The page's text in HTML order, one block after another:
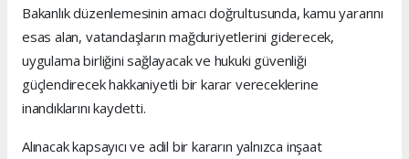
Bakanlık düzenlemesinin amacı doğrultusunda, kamu yararını
esas alan, vatandaşların mağduriyetlerini giderecek,
uygulama birliğini sağlayacak ve hukuki güvenliği
güçlendirecek hakkaniyetli bir karar vereceklerine
inandıklarını kaydetti.
Alınacak kapsayıcı ve adil bir kararın yalnızca inşaat